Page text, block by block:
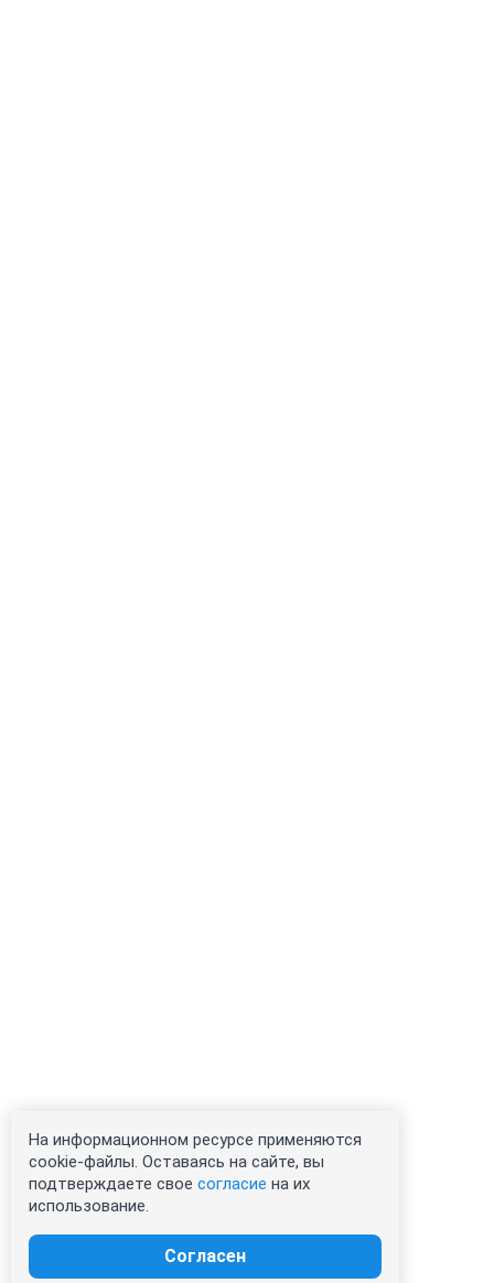
На информационном ресурсе применяются
cookie-файлы. Оставаясь на сайте, вы
подтверждаете свое согласие на их
использование.
Согласен